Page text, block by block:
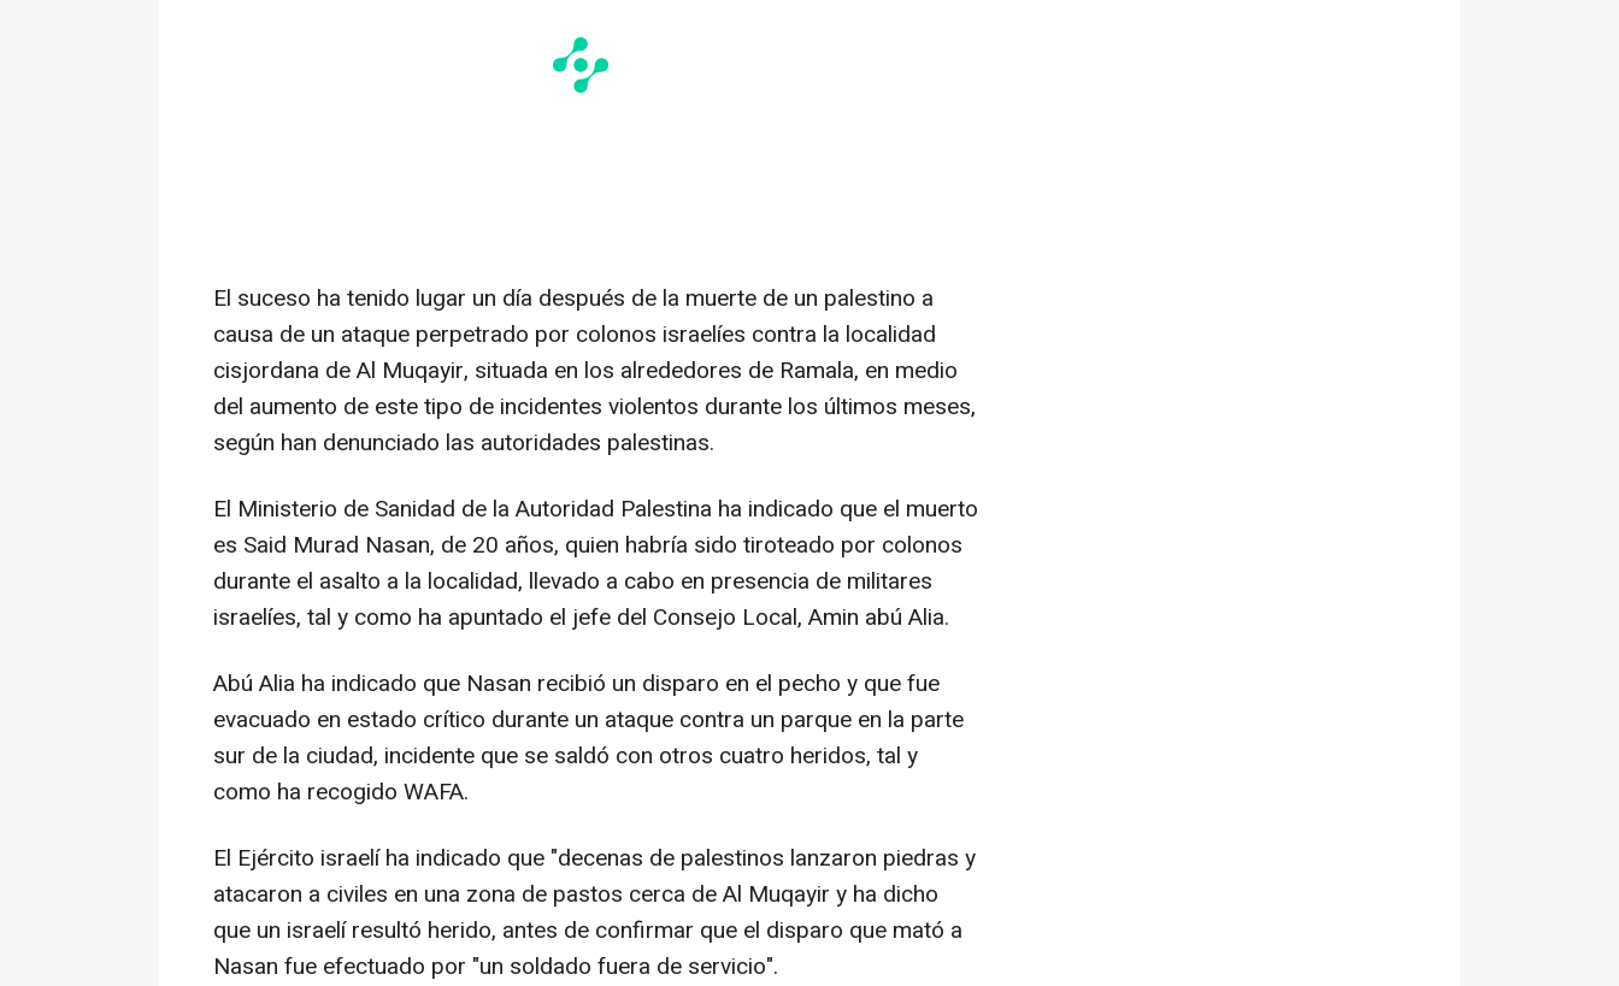
El suceso ha tenido lugar un día después de la muerte de un palestino a
causa de un ataque perpetrado por colonos israelíes contra la localidad
cisjordana de Al Muqayir, situada en los alrededores de Ramala, en medio
del aumento de este tipo de incidentes violentos durante los últimos meses,
según han denunciado las autoridades palestinas.
El Ministerio de Sanidad de la Autoridad Palestina ha indicado que el muerto
es Said Murad Nasan, de 20 años, quien habría sido tiroteado por colonos
durante el asalto a la localidad, llevado a cabo en presencia de militares
israelíes, tal y como ha apuntado el jefe del Consejo Local, Amin abú Alia.
Abú Alia ha indicado que Nasan recibió un disparo en el pecho y que fue
evacuado en estado crítico durante un ataque contra un parque en la parte
sur de la ciudad, incidente que se saldó con otros cuatro heridos, tal y
como ha recogido WAFA.
El Ejército israelí ha indicado que "decenas de palestinos lanzaron piedras y
atacaron a civiles en una zona de pastos cerca de Al Muqayir y ha dicho
que un israelí resultó herido, antes de confirmar que el disparo que mató a
Nasan fue efectuado por "un soldado fuera de servicio".